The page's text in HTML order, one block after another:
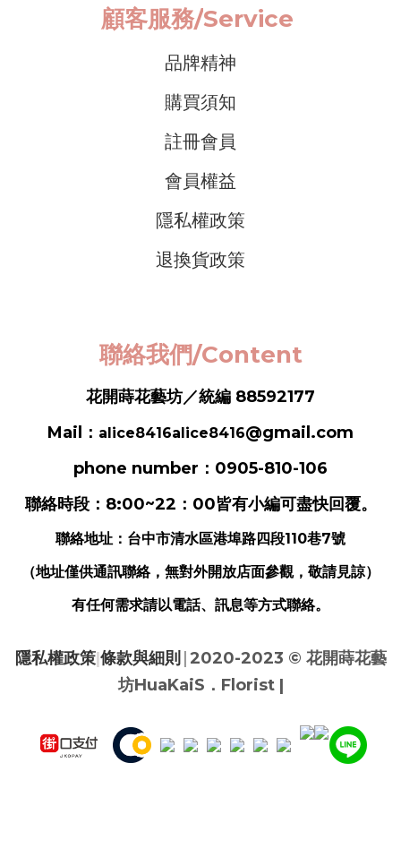
顧客服務/Service
品牌精神
購買須知
註冊會員
會員權益
隱私權政策
退換貨政策
聯絡我們/Content
花開蒔花藝坊／統編 88592177
Mail： alice8416alice8416@gmail.com
phone number：0905-810-106
聯絡時段：8:00~22：00皆有小編可盡快回覆。
聯絡地址： 台中市清水區港埠路四段110巷7號
（地址僅供通訊聯絡，無對外開放店面參觀，敬請見諒）
有任何需求請以電話、訊息等方式聯絡。
隱私權政策|條款與細則|2020-2023 © 花開蒔花藝
坊HuaKaiS．Florist |